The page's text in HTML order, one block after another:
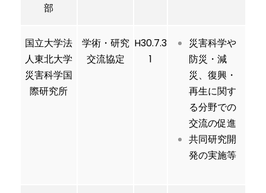
部
国立大学法
人東北大学
災害科学国
際研究所
学術・研究
交流協定
H30.7.3
1
災害科学や
防災・減
災、復興・
再生に関す
る分野での
交流の促進
共同研究開
発の実施等